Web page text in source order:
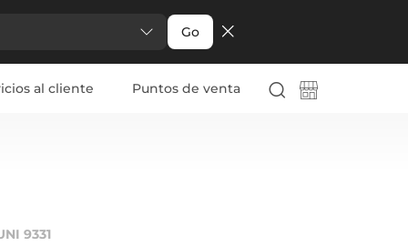
Go
al cliente Puntos de venta
9331